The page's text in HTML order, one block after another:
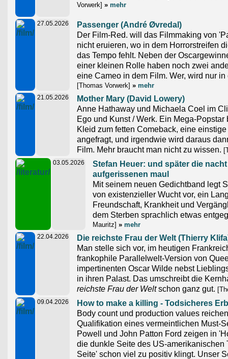
Vorwerk] » mehr
27.05.2026
Passenger (André Øvredal)
Der Film-Red. will das Filmmaking von
nicht eruieren, wo in dem Horrorstreifen
das Tempo fehlt. Neben der
einer kleinen Rolle haben noch zwei
eine Cameo in dem Film. Wer, wird nur in
[Thomas Vorwerk] » mehr
21.05.2026
Mother Mary (David Lowery)
Anne Hathaway und Michaela Coel im
Ego und Kunst / Werk. Ein Mega-
Kleid zum fetten Comeback, eine
angefragt, und irgendwie wird daraus
Film. Mehr braucht man nicht zu wissen.
03.05.2026
Stefan Heuer: und später die
aufgerissenen maul
Mit seinem neuen Gedichtband legt
von existenzieller Wucht vor, ein
Freundschaft, Krankheit und
dem Sterben sprachlich etwas
Mauritz] » mehr
22.04.2026
Die reichste Frau der Welt (Thierry
Man stelle sich vor, im heutigen
frankophile Parallelwelt-Version von
impertinenten Oscar Wilde nebst
in ihren Palast. Das umschreibt die
reichste Frau der Weltschon ganz gut.
09.04.2026
How to make a killing - Todsicheres
Body count und production values
Qualifikation eines vermeintlichen Must-
Powell und John Patton Ford zeigen in
die dunkle Seite des US-amerikanischen
Seite' schon viel zu positiv klingt. Unser